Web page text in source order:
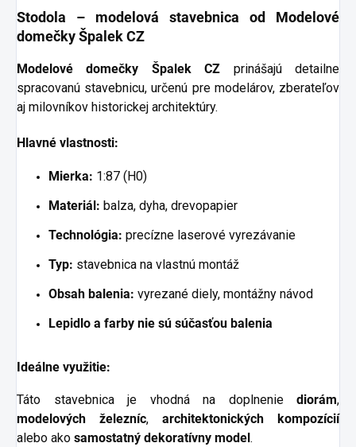
Stodola – modelová stavebnica od Modelové
domečky Špalek CZ
Modelové domečky Špalek CZ prinášajú detailne
spracovanú stavebnicu, určenú pre modelárov, zberateľov
aj milovníkov historickej architektúry.
Hlavné vlastnosti:
Mierka: 1:87 (H0)
Materiál: balza, dyha, drevopapier
Technológia: precízne laserové vyrezávanie
Typ: stavebnica na vlastnú montáž
Obsah balenia: vyrezané diely, montážny návod
Lepidlo a farby nie sú súčasťou balenia
Ideálne využitie:
Táto stavebnica je vhodná na doplnenie diorám,
modelových železníc, architektonických kompozícií
alebo ako samostatný dekoratívny model .